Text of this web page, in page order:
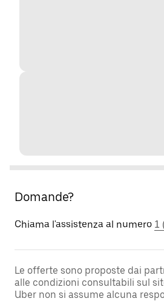
Domande?
Chiama l'assistenza al numero 1
Le offerte sono proposte dai
alle condizioni consultabili sul
Uber non si assume alcuna